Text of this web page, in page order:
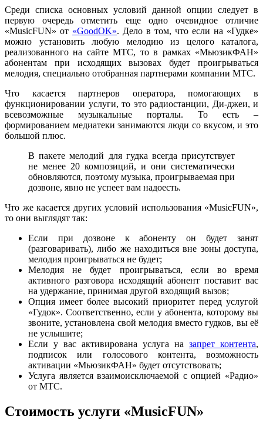
Среди списка основных условий данной опции следует в
первую очередь отметить еще одно очевидное отличие
«MusicFUN» от «GoodOK». Дело в том, что если на «Гудке»
можно установить любую мелодию из целого каталога,
реализованного на сайте МТС, то в рамках «МьюзикФАН»
абонентам при исходящих вызовах будет проигрываться
мелодия, специально отобранная партнерами компании МТС.
Что касается партнеров оператора, помогающих в
функционировании услуги, то это радиостанции, Ди-джеи, и
всевозможные музыкальные порталы. То есть –
формированием медиатеки занимаются люди со вкусом, и это
большой плюс.
В пакете мелодий для гудка всегда присутствует
не менее 20 композиций, и они систематически
обновляются, поэтому музыка, проигрываемая при
дозвоне, явно не успеет вам надоесть.
Что же касается других условий использования «MusicFUN»,
то они выглядят так:
Если при дозвоне к абоненту он будет занят
(разговаривать), либо же находиться вне зоны доступа,
мелодия проигрываться не будет;
Мелодия не будет проигрываться, если во время
активного разговора исходящий абонент поставит вас
на удержание, принимая другой входящий вызов;
Опция имеет более высокий приоритет перед услугой
«Гудок». Соответственно, если у абонента, которому вы
звоните, установлена свой мелодия вместо гудков, вы её
не услышите;
Если у вас активирована услуга на запрет контента,
подписок или голосового контента, возможность
активации «МьюзикФАН» будет отсутствовать;
Услуга является взаимоисключаемой с опцией «Радио»
от МТС.
Стоимость услуги «MusicFUN»